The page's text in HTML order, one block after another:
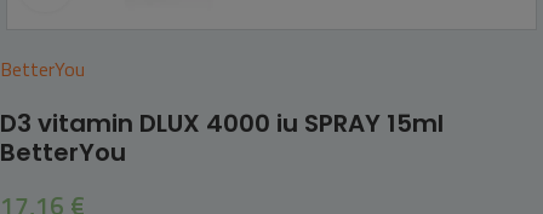
BetterYou
D3 vitamin DLUX 4000 iu SPRAY 15ml
BetterYou
17,16 €